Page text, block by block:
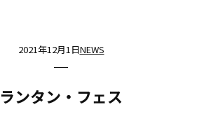
2021年12月1日NEWS
ランタン・フェス